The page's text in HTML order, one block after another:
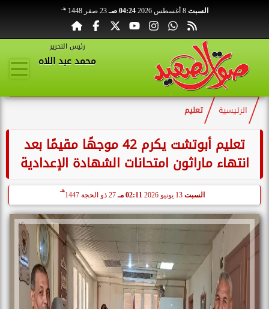
السبت 8 أغسطس 2026 04:24 صـ 23 صفر 1448 هـ
رئيس التحرير
محمد عبد اللاه
الرئيسية تعليم
تعليم أبوتشت يكرم 42 موجهًا مقيمًا بعد
انتهاء ماراثون امتحانات الشهادة الإعدادية
السبت 13 يونيو 2026 02:11 مـ 27 ذو الحجة 1447
هـ